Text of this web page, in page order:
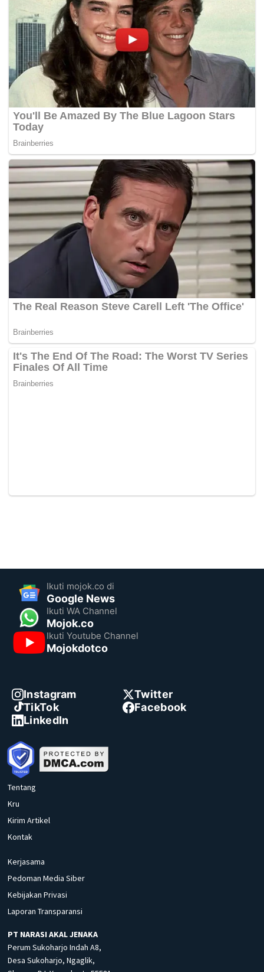
Ikuti mojok.co di
Google News
Ikuti WA Channel
Mojok.co
Ikuti Youtube Channel
Mojokdotco
Instagram
Twitter
TikTok
Facebook
LinkedIn
Tentang
Kru
Kirim Artikel
Kontak
Kerjasama
Pedoman Media Siber
Kebijakan Privasi
Laporan Transparansi
PT NARASI AKAL JENAKA
Perum Sukoharjo Indah A8,
Desa Sukoharjo, Ngaglik,